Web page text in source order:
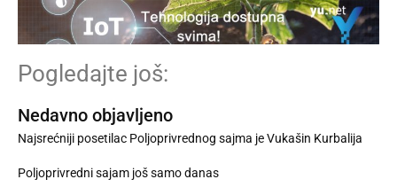
Pogledajte još:
Nedavno objavljeno
Najsrećniji posetilac Poljoprivrednog sajma je Vukašin Kurbalija
Poljoprivredni sajam još samo danas